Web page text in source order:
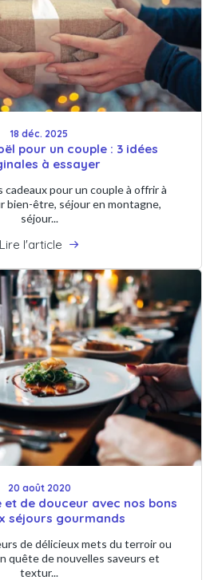
18 déc. 2025
pour un couple : 3 idées
à essayer
cadeaux pour un couple à offrir à
bien-être, séjour en montagne,
séjour...
Lire l'article
20 août 2020
et de douceur avec nos bons
séjours gourmands
de délicieux mets du terroir ou
quête de nouvelles saveurs et
textur...